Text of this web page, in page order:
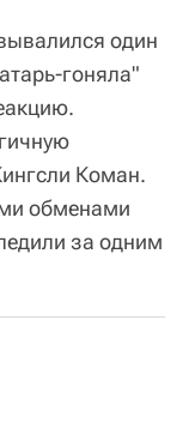
один
гоняла"
Коман.
обменами
за одним